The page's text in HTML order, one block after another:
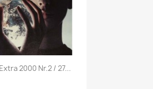
Vorschau
2000 Nr.2 / 27...